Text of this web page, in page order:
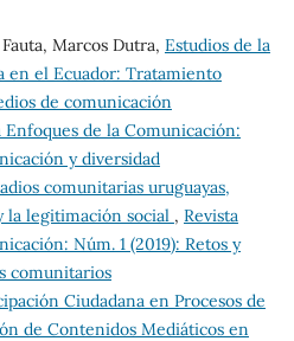
Marcos Dutra, Estudios de la
en el Ecuador: Tratamiento
de comunicación
Enfoques de la Comunicación:
y diversidad
comunitarias uruguayas,
la legitimación social , Revista
Núm. 1 (2019): Retos y
comunitarios
Ciudadana en Procesos de
de Contenidos Mediáticos en